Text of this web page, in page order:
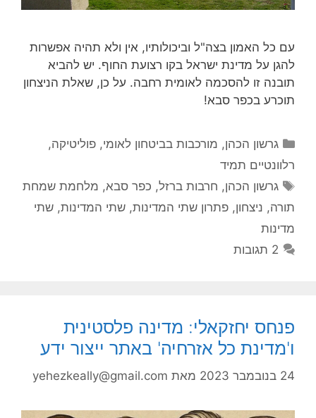
עם כל האמון בצה"ל וביכולותיו, אין ולא תהיה אפשרות
להגן על מדינת ישראל בקו רצועת החוף. יש להביא
תובנה זו להסכמה לאומית רחבה. על כן, שאלת הניצחון
תוכרע בכפר סבא!
קטגוריות
גרשון הכהן, מורכבות בביטחון לאומי,פוליטיקה,
רלוונטיים תמיד
תגיות
גרשון הכהן, חרבות ברזל, כפר סבא, מלחמת שמחת
תורה, ניצחון, פתרון שתי המדינות, שתי המדינות, שתי
מדינות
2 תגובות
פנחס יחזקאלי: מדינה פלסטינית
ו'מדינת כל אזרחיה' באתר ייצור ידע
24 בנובמבר 2023 מאת yehezkeally@gmail.com